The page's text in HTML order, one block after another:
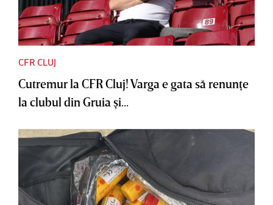
CFR CLUJ
Cutremur la CFR Cluj! Varga e gata să renunţe
la clubul din Gruia şi...